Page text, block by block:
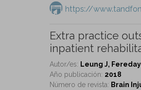
https://
Extra practice
inpatient
Autor/es: Leung J,
Año publicación: 2018
Número de revista: Brain